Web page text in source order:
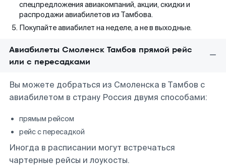
спецпредложения авиакомпаний, акции, скидки и
распродажи авиабилетов из Тамбова.
Покупайте авиабилет на неделе, а не в выходные.
Авиабилеты Смоленск Тамбов прямой рейс
или с пересадками
Вы можете добраться из Смоленска в Тамбов с
авиабилетом в страну Россия двумя способами:
прямым рейсом
рейс с пересадкой
Иногда в расписании могут встречаться
чартерные рейсы и лоукосты.